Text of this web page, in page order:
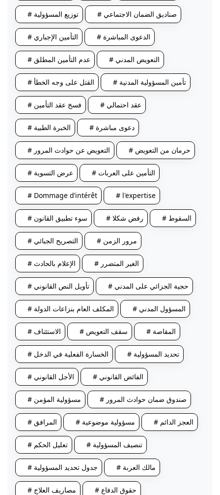
# توزيع المسؤولية # صناديق الضمان الاجتماعي
# التأمين الإجباري # الدعوى المباشرة
# عدم التأمين المطلق # التعويض المدني
# القتل على وجه الخطأ # تأمين المسؤولية المدنية
# فسخ عقد التأمين # عقد احتمالي
# الخبرة الطبية # دعوى مباشرة
# التعويض عن حوادث المرور # حرمان من التعويض
# عرض التسوية # التأمين على العربات
# Dommage d’intérêt # l'expertise
# سوء تطبيق القانون # رفض شكلا # السقوط
# التصريح الجبائي # مرور الزمن
# الإعلام بالحادث # الغير المتضرر
# تأويل النص القانوني # حجية الجزائي على المدني
# المكلف العام بنزاعات الدولة # المسؤول المدني
# الاستئناف # سقف التعويض # المقاصة
# الخسارة الفعلية في الدخل # تحديد المسؤولية
# الأجل القانوني # الفائض القانوني
# مسؤولية المؤمن # صندوق ضمان حوادث المرور
# المرافق # مسؤولية موضوعية # العجز الدائم
# تعليل الحكم # تنصيف المسؤولية
# جدول تحديد المسؤولية # مالك العربة
# مصاريف العلاج # حقوق الدفاع